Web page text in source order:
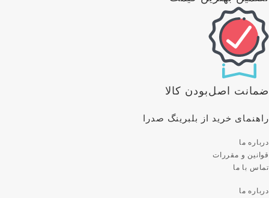
ضمانت اصل‌بودن کالا
راهنمای خرید از بلبرینگ صدرا
درباره ما
قوانین و مقررات
تماس با ما
درباره ما